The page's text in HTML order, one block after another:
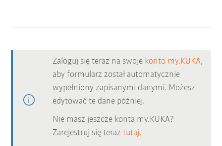
Zaloguj się teraz na swoje konto my.KUKA,
aby formularz został automatycznie
wypełniony zapisanymi danymi. Możesz
edytować te dane później.
Nie masz jeszcze konta my.KUKA?
Zarejestruj się teraztutaj.